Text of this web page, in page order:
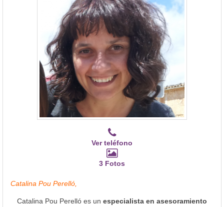
Ver teléfono
3 Fotos
Catalina Pou Perelló,
Catalina Pou Perelló es un especialista en asesoramiento